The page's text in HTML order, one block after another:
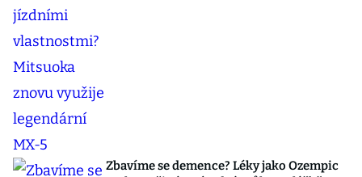
Zbavíme se demence? Léky jako Ozempic